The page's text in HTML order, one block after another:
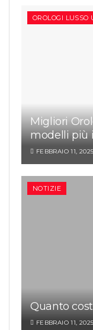
OROLOGI LUSSO
Migliori
modelli più
FEBBRAIO 11, 2025
NOTIZIE
Quanto
FEBBRAIO 11, 2025